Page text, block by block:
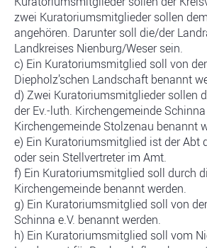
zwei Kuratoriumsmitglieder sollen
angehören. Darunter soll die/der
Landkreises Nienburg/Weser sein.
c) Ein Kuratoriumsmitglied soll von
Diepholz’schen Landschaft benannt
d) Zwei Kuratoriumsmitglieder sollen
der Ev.-luth. Kirchengemeinde
Kirchengemeinde Stolzenau benannt
e) Ein Kuratoriumsmitglied ist der Abt
oder sein Stellvertreter im Amt.
f) Ein Kuratoriumsmitglied soll durch
Kirchengemeinde benannt werden.
g) Ein Kuratoriumsmitglied soll von
Schinna e.V. benannt werden.
h) Ein Kuratoriumsmitglied soll vom